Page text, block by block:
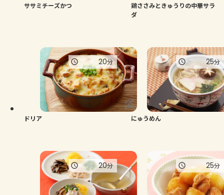
ササミチーズかつ
鶏ささみときゅうりの中華サラ
ダ
ドリア
20分
にゅうめん
25分
20分 25分